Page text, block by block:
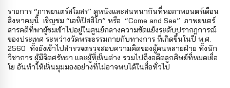
รายการ “ภาพยนตร์สโมสร” ดูหนังและสนทนากันที่หอภาพยนตร์เดือน
สิงหาคมนี้ เชิญชม “เอหิปัสสิโก” หรือ “Come and See” ภาพยนตร์
สารคดีที่พาผู้ชมเข้าไปอยู่ในศูนย์กลางความขัดแย้งระดับปรากฏการณ์
ของประเทศ ระหว่างวัดพระธรรมกายกับทางการ ที่เกิดขึ้นในปี พ.ศ.
2560 ทั้งยังเข้าไปสำรวจตรวจสอบความคิดของผู้คนหลายฝ่าย ทั้งนัก
วิชาการ ผู้มีจิตศรัทธา และผู้ที่เห็นต่าง รวมไปถึงอดีตลูกศิษย์ที่หมดเยื่อ
ใย อันทำให้เห็นมุมมองอย่างที่ไม่อาจพบได้ในสื่อทั่วไป